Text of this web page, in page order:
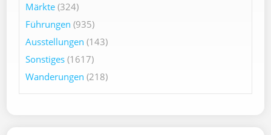
Märkte (324)
Führungen (935)
Ausstellungen (143)
Sonstiges (1617)
Wanderungen (218)